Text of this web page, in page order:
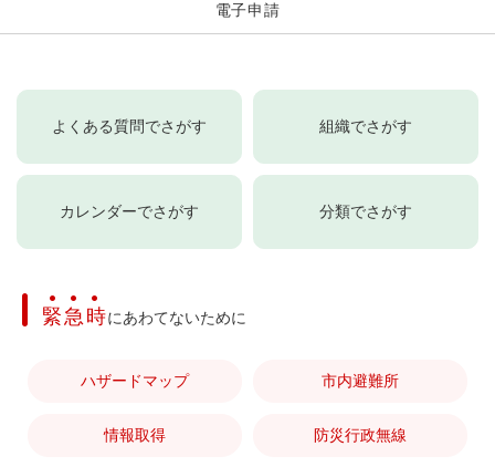
電子申請
よくある質問でさがす 組織でさがす
カレンダーでさがす 分類でさがす
緊急時にあわてないために
ハザードマップ 市内避難所
情報取得 防災行政無線